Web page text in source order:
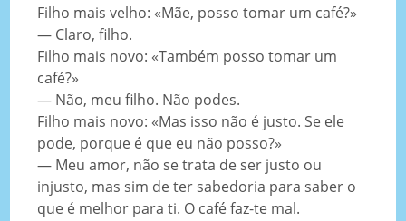
Filho mais velho: «Mãe, posso tomar um café?»
— Claro, filho.
Filho mais novo: «Também posso tomar um
café?»
— Não, meu filho. Não podes.
Filho mais novo: «Mas isso não é justo. Se ele
pode, porque é que eu não posso?»
— Meu amor, não se trata de ser justo ou
injusto, mas sim de ter sabedoria para saber o
que é melhor para ti. O café faz-te mal.